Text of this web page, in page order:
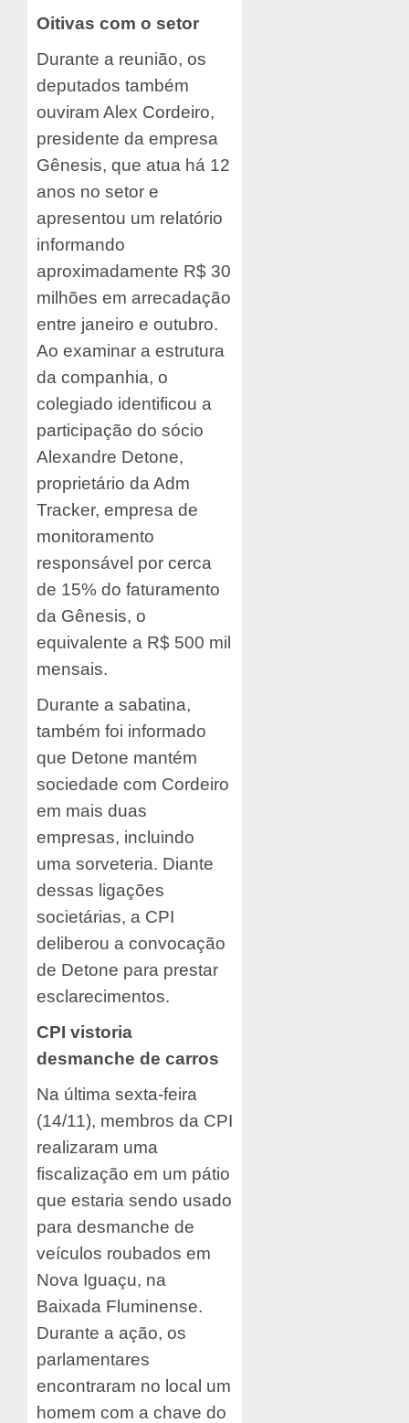
Oitivas com o setor
Durante a reunião, os
deputados também
ouviram Alex Cordeiro,
presidente da empresa
Gênesis, que atua há 12
anos no setor e
apresentou um relatório
informando
aproximadamente R$ 30
milhões em arrecadação
entre janeiro e outubro.
Ao examinar a estrutura
da companhia, o
colegiado identificou a
participação do sócio
Alexandre Detone,
proprietário da Adm
Tracker, empresa de
monitoramento
responsável por cerca
de 15% do faturamento
da Gênesis, o
equivalente a R$ 500 mil
mensais.
Durante a sabatina,
também foi informado
que Detone mantém
sociedade com Cordeiro
em mais duas
empresas, incluindo
uma sorveteria. Diante
dessas ligações
societárias, a CPI
deliberou a convocação
de Detone para prestar
esclarecimentos.
CPI vistoria
desmanche de carros
Na última sexta-feira
(14/11), membros da CPI
realizaram uma
fiscalização em um pátio
que estaria sendo usado
para desmanche de
veículos roubados em
Nova Iguaçu, na
Baixada Fluminense.
Durante a ação, os
parlamentares
encontraram no local um
homem com a chave do